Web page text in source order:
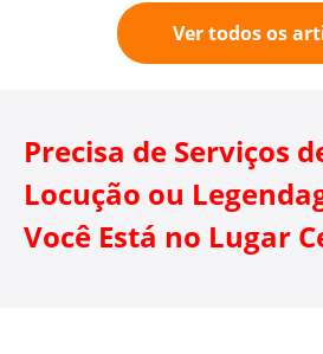
Ver todos os
Precisa de Serviços
Locução ou
Você Está no Lugar